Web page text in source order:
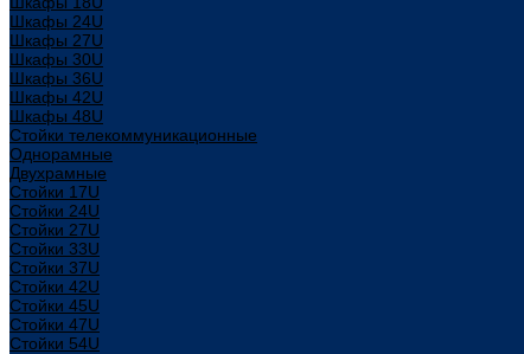
Шкафы 24U
Шкафы 27U
Шкафы 30U
Шкафы 36U
Шкафы 42U
Шкафы 48U
Стойки телекоммуникационные
Однорамные
Двухрамные
Стойки 17U
Стойки 24U
Стойки 27U
Стойки 33U
Стойки 37U
Стойки 42U
Стойки 45U
Стойки 47U
Стойки 54U